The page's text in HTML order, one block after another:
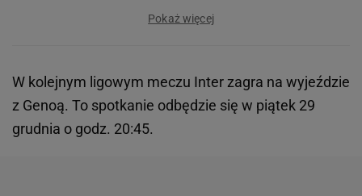
Pokaż więcej
W kolejnym ligowym meczu Inter zagra na wyjeździe
z Genoą. To spotkanie odbędzie się w piątek 29
grudnia o godz. 20:45.